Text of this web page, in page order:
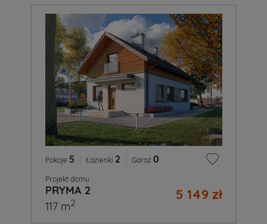
Pokoje 5 Łazienki 2 Garaż 0
Projekt domu
PRYMA 2 5 149 zł
117 m2